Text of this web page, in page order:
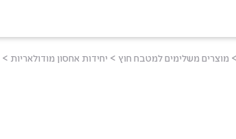
> מוצרים משלימים למטבח חוץ > יחידות אחסון מודולאריות >